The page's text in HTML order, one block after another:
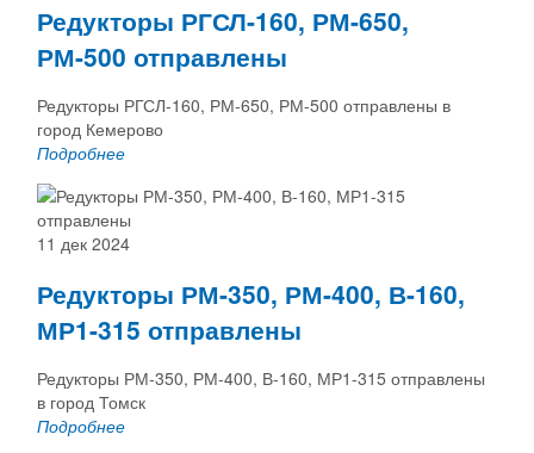
Редукторы РГСЛ-160, РМ-650,
РМ-500 отправлены
Редукторы РГСЛ-160, РМ-650, РМ-500 отправлены в
город Кемерово
Подробнее
11 дек 2024
Редукторы РМ-350, РМ-400, В-160,
МР1-315 отправлены
Редукторы РМ-350, РМ-400, В-160, МР1-315 отправлены
в город Томск
Подробнее